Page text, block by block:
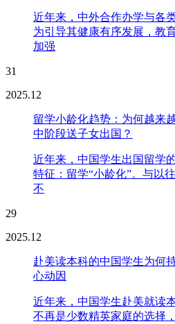
近年来，中外合作办学与各
为引导其健康有序发展，教
加强
31
2025.12
留学小龄化趋势：为何越来
中阶段送子女出国？
近年来，中国学生出国留学
特征：留学“小龄化”。与以
不
29
2025.12
赴美读本科的中国学生为何
心动因
近年来，中国学生赴美就读
不再是少数精英家庭的选择